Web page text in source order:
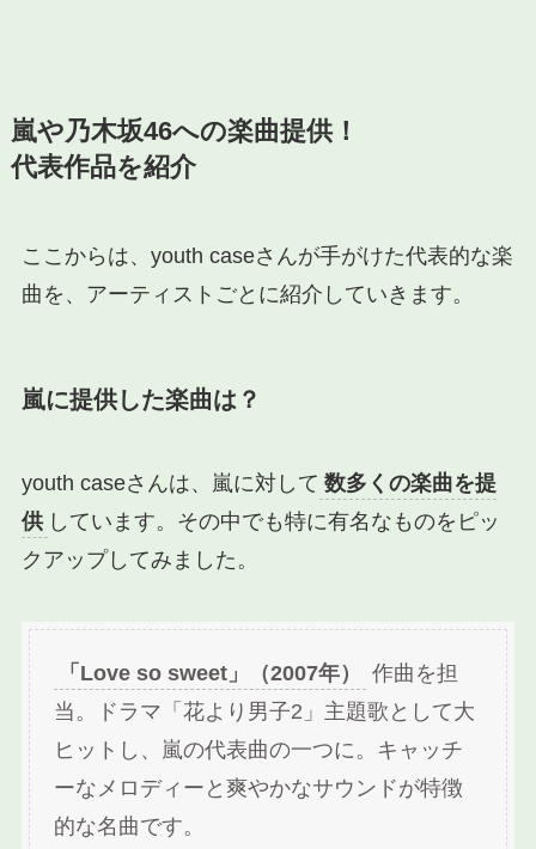
嵐や乃木坂46への楽曲提供！
代表作品を紹介
ここからは、youth caseさんが手がけた代表的な楽
曲を、アーティストごとに紹介していきます。
嵐に提供した楽曲は？
youth caseさんは、嵐に対して 数多くの楽曲を提
供 しています。その中でも特に有名なものをピッ
クアップしてみました。
「Love so sweet」（2007年）
作曲を担
当。ドラマ「花より男子2」主題歌として大
ヒットし、嵐の代表曲の一つに。キャッチ
ーなメロディーと爽やかなサウンドが特徴
的な名曲です。